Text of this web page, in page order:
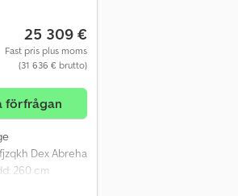
25 309 €
Fast pris plus moms
(31 636 € brutto)
förfrågan
Dex Abreha
260 cm
tidigare